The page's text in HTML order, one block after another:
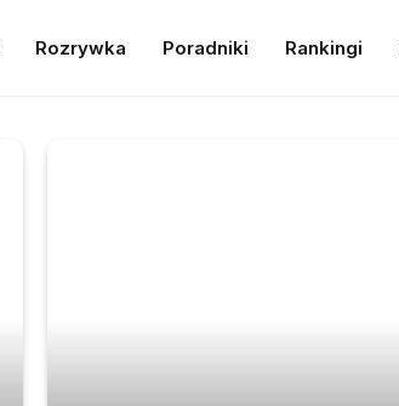
Rozrywka Poradniki Rankingi